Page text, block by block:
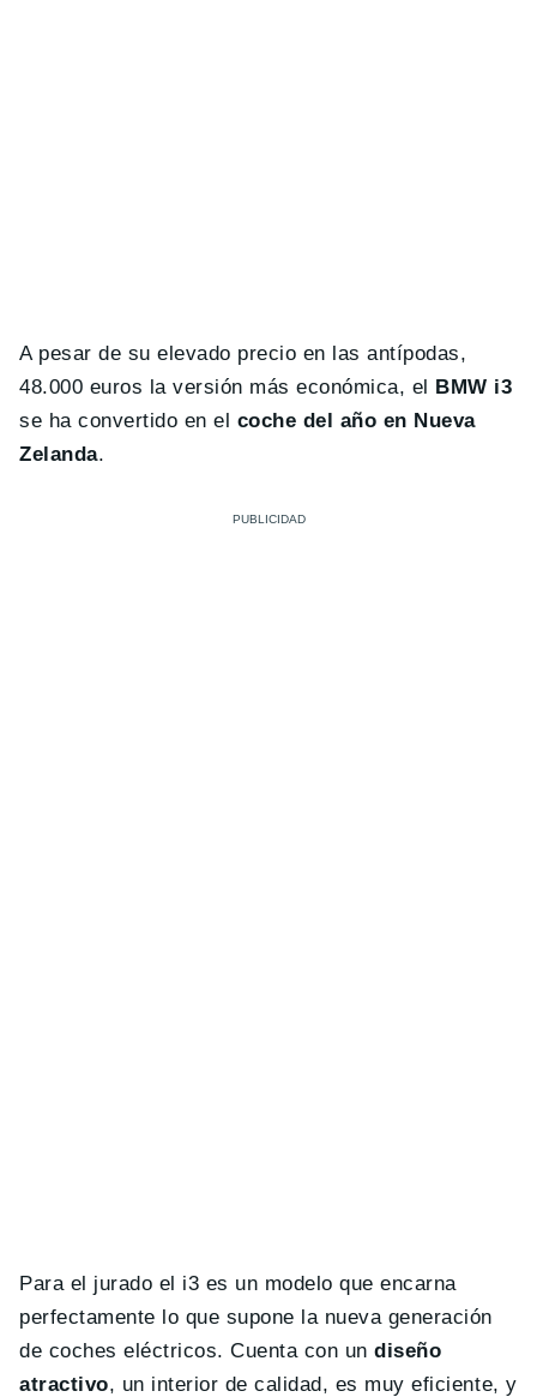
A pesar de su elevado precio en las antípodas,
48.000 euros la versión más económica, el BMW i3
se ha convertido en el coche del año en Nueva
Zelanda.
Para el jurado el i3 es un modelo que encarna
perfectamente lo que supone la nueva generación
de coches eléctricos. Cuenta con undiseño
atractivo, un interior de calidad, es muy eficiente, y